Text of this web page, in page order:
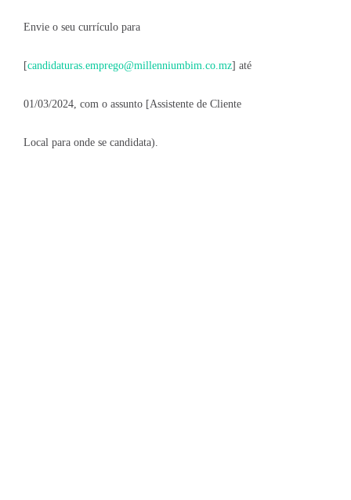
Envie o seu currículo para
[candidaturas.emprego@millenniumbim.co.mz] até
01/03/2024, com o assunto [Assistente de Cliente
Local para onde se candidata).